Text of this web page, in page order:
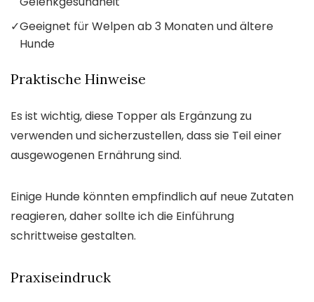
✓Geeignet für Welpen ab 3 Monaten und ältere
Hunde
Praktische Hinweise
Es ist wichtig, diese Topper als Ergänzung zu
verwenden und sicherzustellen, dass sie Teil einer
ausgewogenen Ernährung sind.
Einige Hunde könnten empfindlich auf neue Zutaten
reagieren, daher sollte ich die Einführung
schrittweise gestalten.
Praxiseindruck